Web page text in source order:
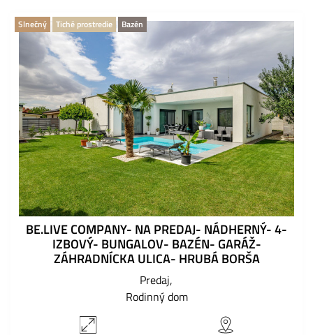
Slnečný Tiché prostredie Bazén
BE.LIVE COMPANY- NA PREDAJ- NÁDHERNÝ- 4-
IZBOVÝ- BUNGALOV- BAZÉN- GARÁŽ-
ZÁHRADNÍCKA ULICA- HRUBÁ BORŠA
Predaj
Rodinný dom